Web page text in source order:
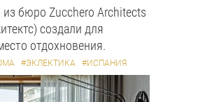
бюро Zucchero Architects
создали для
отдохновения.
#ЭКЛЕКТИКА #ИСПАНИЯ